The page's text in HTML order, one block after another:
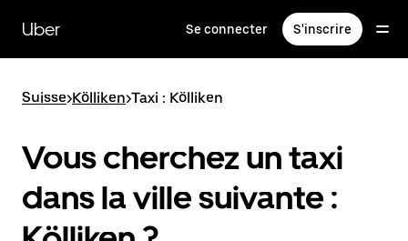
contenu
principal
Uber Se connecter S'inscrire
Suisse>Kölliken>Taxi : Kölliken
Vous cherchez un taxi
dans la ville suivante :